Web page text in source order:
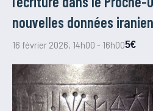
nouvelles données
16 février 2026, 14h00 - 16h005€